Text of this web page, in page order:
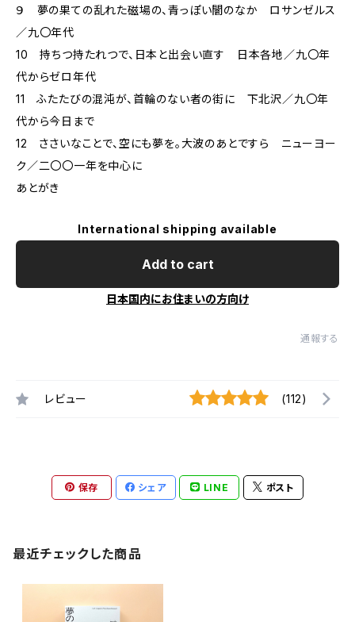
９ 夢の果ての乱れた磁場の、青っぽい闇のなか ロサンゼルス
／九〇年代
10 持ちつ持たれつで、日本と出会い直す 日本各地／九〇年
代からゼロ年代
11 ふたたびの混沌が、首輪のない者の街に 下北沢／九〇年
代から今日まで
12 ささいなことで、空にも夢を。大波のあとですら ニューヨー
ク／二〇〇一年を中心に
あとがき
International shipping available
Add to cart
日本国内にお住まいの方向け
通報する
レビュー (112)
保存 シェア LINE ポスト
最近チェックした商品